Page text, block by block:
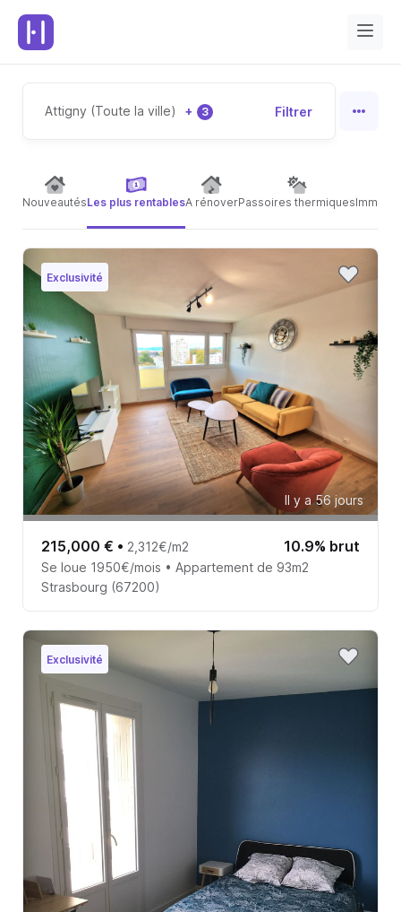
Attigny (Toute la ville) + 3 Filtrer
NouveautésLes plus rentablesA rénoverPassoires thermiques
Exclusivité
Il y a 56 jours
215,000 € • 2,312€/m2 10.9% brut
Se loue 1950€/mois • Appartement de 93m2
Strasbourg (67200)
Exclusivité